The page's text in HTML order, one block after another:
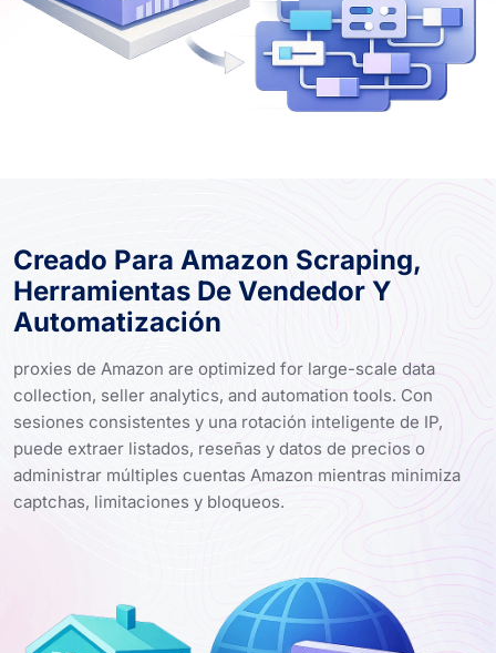
Creado Para Amazon Scraping,
Herramientas De Vendedor Y
Automatización
proxies de Amazon are optimized for large-scale data
collection, seller analytics, and automation tools. Con
sesiones consistentes y una rotación inteligente de IP,
puede extraer listados, reseñas y datos de precios o
administrar múltiples cuentas Amazon mientras minimiza
captchas, limitaciones y bloqueos.